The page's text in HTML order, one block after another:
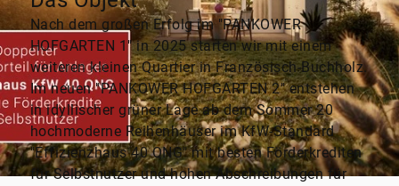
Nach dem großen Erfolg im "PANKOWER
HOFGARTEN 1" in 2025 starten wir mit einem
weiteren kleinen Quartier in Französisch-Buchholz.
Im neuen "PANKOWER HOFGARTEN 2" entstehen
in idyllischer grüner Lage ab dem Sommer 20
hochmoderne Reihenhäuser im KfW-Standard
"Effizienzhaus 40 QNG" mit besten Förderkrediten
für Selbstnutzer und hohen Abschreibungen für